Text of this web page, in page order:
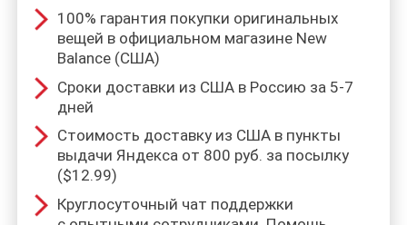
100% гарантия покупки оригинальных
вещей в официальном магазине New
Balance (США)
Сроки доставки из США в Россию за 5-7
дней
Стоимость доставку из США в пункты
выдачи Яндекса от 800 руб. за посылку
($12.99)
Круглосуточный чат поддержки